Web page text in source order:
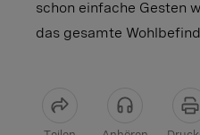
schon einfache Gesten
das gesamte